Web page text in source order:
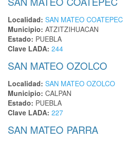
Localidad: SAN MATEO COATEPEC
Municipio: ATZITZIHUACAN
Estado: PUEBLA
Clave LADA: 244
SAN MATEO OZOLCO
Localidad: SAN MATEO OZOLCO
Municipio: CALPAN
Estado: PUEBLA
Clave LADA: 227
SAN MATEO PARRA